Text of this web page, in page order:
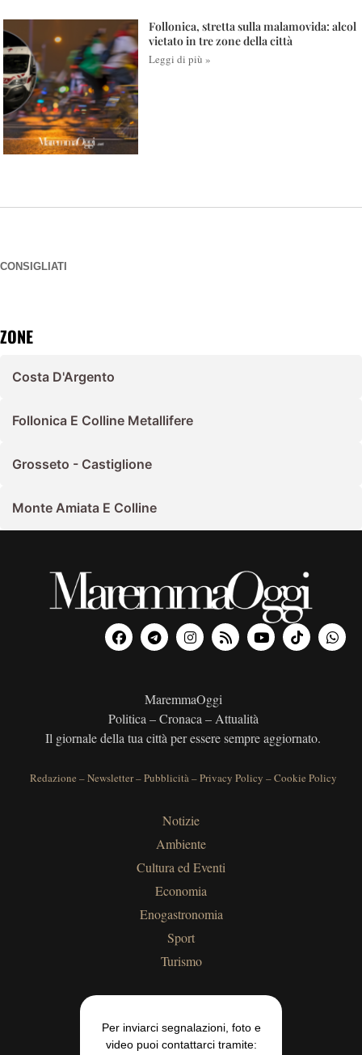
Follonica, stretta sulla malamovida: alcol
vietato in tre zone della città
Leggi di più »
CONSIGLIATI
ZONE
Costa D'Argento
Follonica E Colline Metallifere
Grosseto - Castiglione
Monte Amiata E Colline
MaremmaOggi
Politica – Cronaca – Attualità
Il giornale della tua città per essere sempre aggiornato.
Redazione –Newsletter–Pubblicità–Privacy Policy –Cookie Policy
Notizie
Ambiente
Cultura ed Eventi
Economia
Enogastronomia
Sport
Turismo
Per inviarci segnalazioni, foto e
video puoi contattarci tramite: